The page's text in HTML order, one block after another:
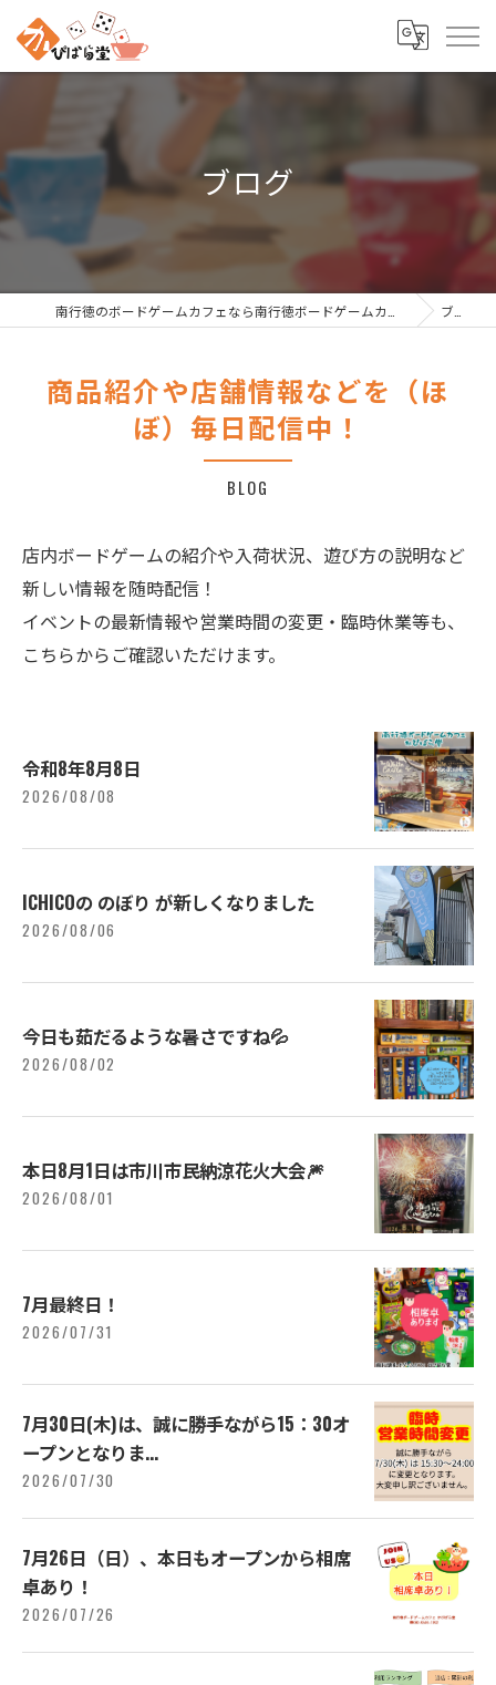
ブログ
ブログ
商品紹介や店舗情報などを（ほ
ぼ）毎日配信中！
BLOG
店内ボードゲームの紹介や入荷状況、遊び方の説明など
新しい情報を随時配信！
イベントの最新情報や営業時間の変更・臨時休業等も、
こちらからご確認いただけます。
令和8年8月8日
2026/08/08
ICHICOの のぼり が新しくなりました
2026/08/06
今日も茹だるような暑さですね💦
2026/08/02
本日8月1日は市川市民納涼花火大会🎆
2026/08/01
7月最終日！
2026/07/31
7月30日(木)は、誠に勝手ながら15：30オ
ープンとなりま...
2026/07/30
7月26日（日）、本日もオープンから相席
卓あり！
2026/07/26